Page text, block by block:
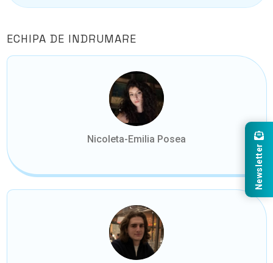
ECHIPA DE INDRUMARE
Nicoleta-Emilia Posea
Newsletter